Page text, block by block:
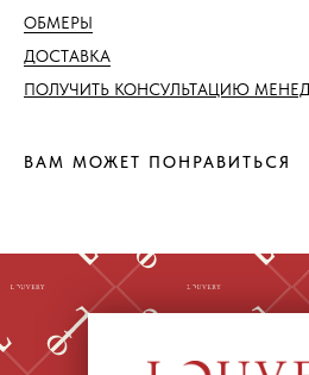
ОБМЕРЫ
ДОСТАВКА
ПОЛУЧИТЬ КОНСУЛЬТАЦИЮ
ВАМ МОЖЕТ ПОНРАВИТЬСЯ